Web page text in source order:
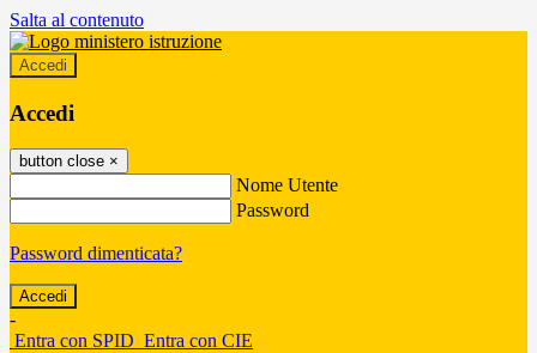
Salta al contenuto
Accedi
Accedi
button close ×
Nome Utente
Password
Password dimenticata?
-
Entra con SPID Entra con CIE